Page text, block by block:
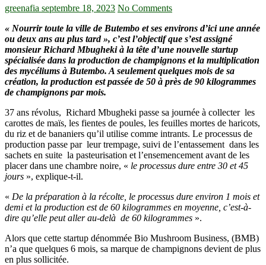
greenafia septembre 18, 2023 No Comments
« Nourrir toute la ville de Butembo et ses environs d’ici une année
ou deux ans au plus tard », c’est l’objectif que s’est assigné
monsieur Richard Mbugheki à la tête d’une nouvelle startup
spécialisée dans la production de champignons et la multiplication
des mycéliums à Butembo. A seulement quelques mois de sa
création, la production est passée de 50 à près de 90 kilogrammes
de champignons par mois.
37 ans révolus, Richard Mbugheki passe sa journée à collecter les
carottes de maïs, les fientes de poules, les feuilles mortes de haricots,
du riz et de bananiers qu’il utilise comme intrants. Le processus de
production passe par leur trempage, suivi de l’entassement dans les
sachets en suite la pasteurisation et l’ensemencement avant de les
placer dans une chambre noire, « le processus dure entre 30 et 45
jours », explique-t-il.
« De la préparation à la récolte, le processus dure environ 1 mois et
demi et la production est de 60 kilogrammes en moyenne, c’est-à-
dire qu’elle peut aller au-delà de 60 kilogrammes ».
Alors que cette startup dénommée Bio Mushroom Business, (BMB)
n’a que quelques 6 mois, sa marque de champignons devient de plus
en plus sollicitée.